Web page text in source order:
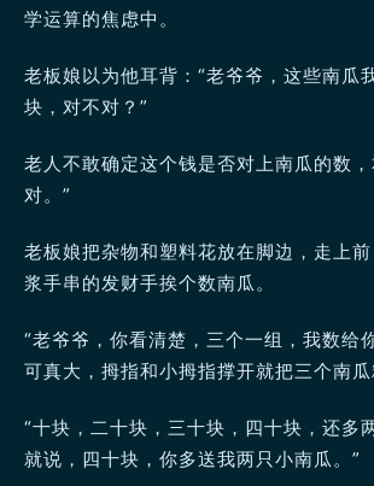
学运算的焦虑中。
老板娘以为他耳背：“老爷爷，这些南瓜
块，对不对？”
老人不敢确定这个钱是否对上南瓜的数
对。”
老板娘把杂物和塑料花放在脚边，走上
浆手串的发财手挨个数南瓜。
“老爷爷，你看清楚，三个一组，我数给
可真大，拇指和小拇指撑开就把三个南瓜
“十块，二十块，三十块，四十块，还多
就说，四十块，你多送我两只小南瓜。”